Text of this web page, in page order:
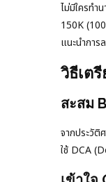
ไม่มีใครทำ
150K
แนะนำการ
วิธีเต
สะสม
จากประวัติ
ใช้ DCA